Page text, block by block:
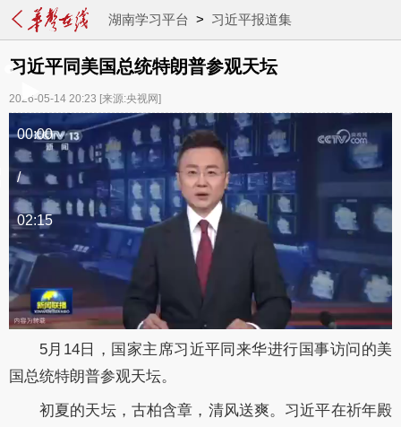
湖南学习平台 > 习近平报道集
习近平同美国总统特朗普参观天坛
2026-05-14 20:23 [来源:央视网]
00:00
/
02:15
5月14日，国家主席习近平同来华进行国事访问的美
国总统特朗普参观天坛。
初夏的天坛，古柏含章，清风送爽。习近平在祈年殿